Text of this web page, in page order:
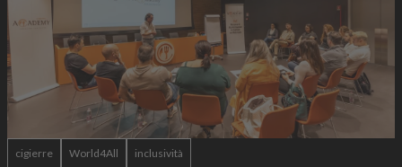
cigierre World4All inclusività